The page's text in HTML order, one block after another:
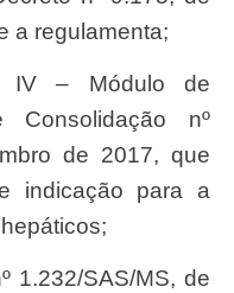
a regulamenta;
Consolidação nº
de 2017, que
indicação para a